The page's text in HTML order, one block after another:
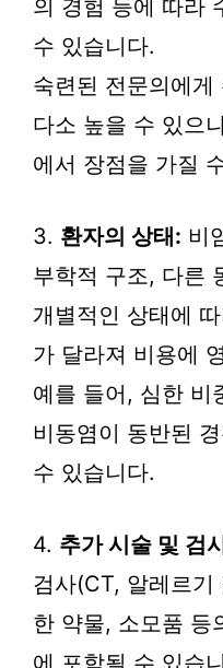
의 경험 등에 따라
수 있습니다.
숙련된 전문의에게
다소 높을 수 있으
에서 장점을 가질
3. 환자의 상태: 비
부학적 구조, 다른
개별적인 상태에
가 달라져 비용에
예를 들어, 심한 비
비동염이 동반된
수 있습니다.
4. 추가 시술 및 검
검사(CT, 알레르
한 약물, 소모품 등
에 포함될 수 있습